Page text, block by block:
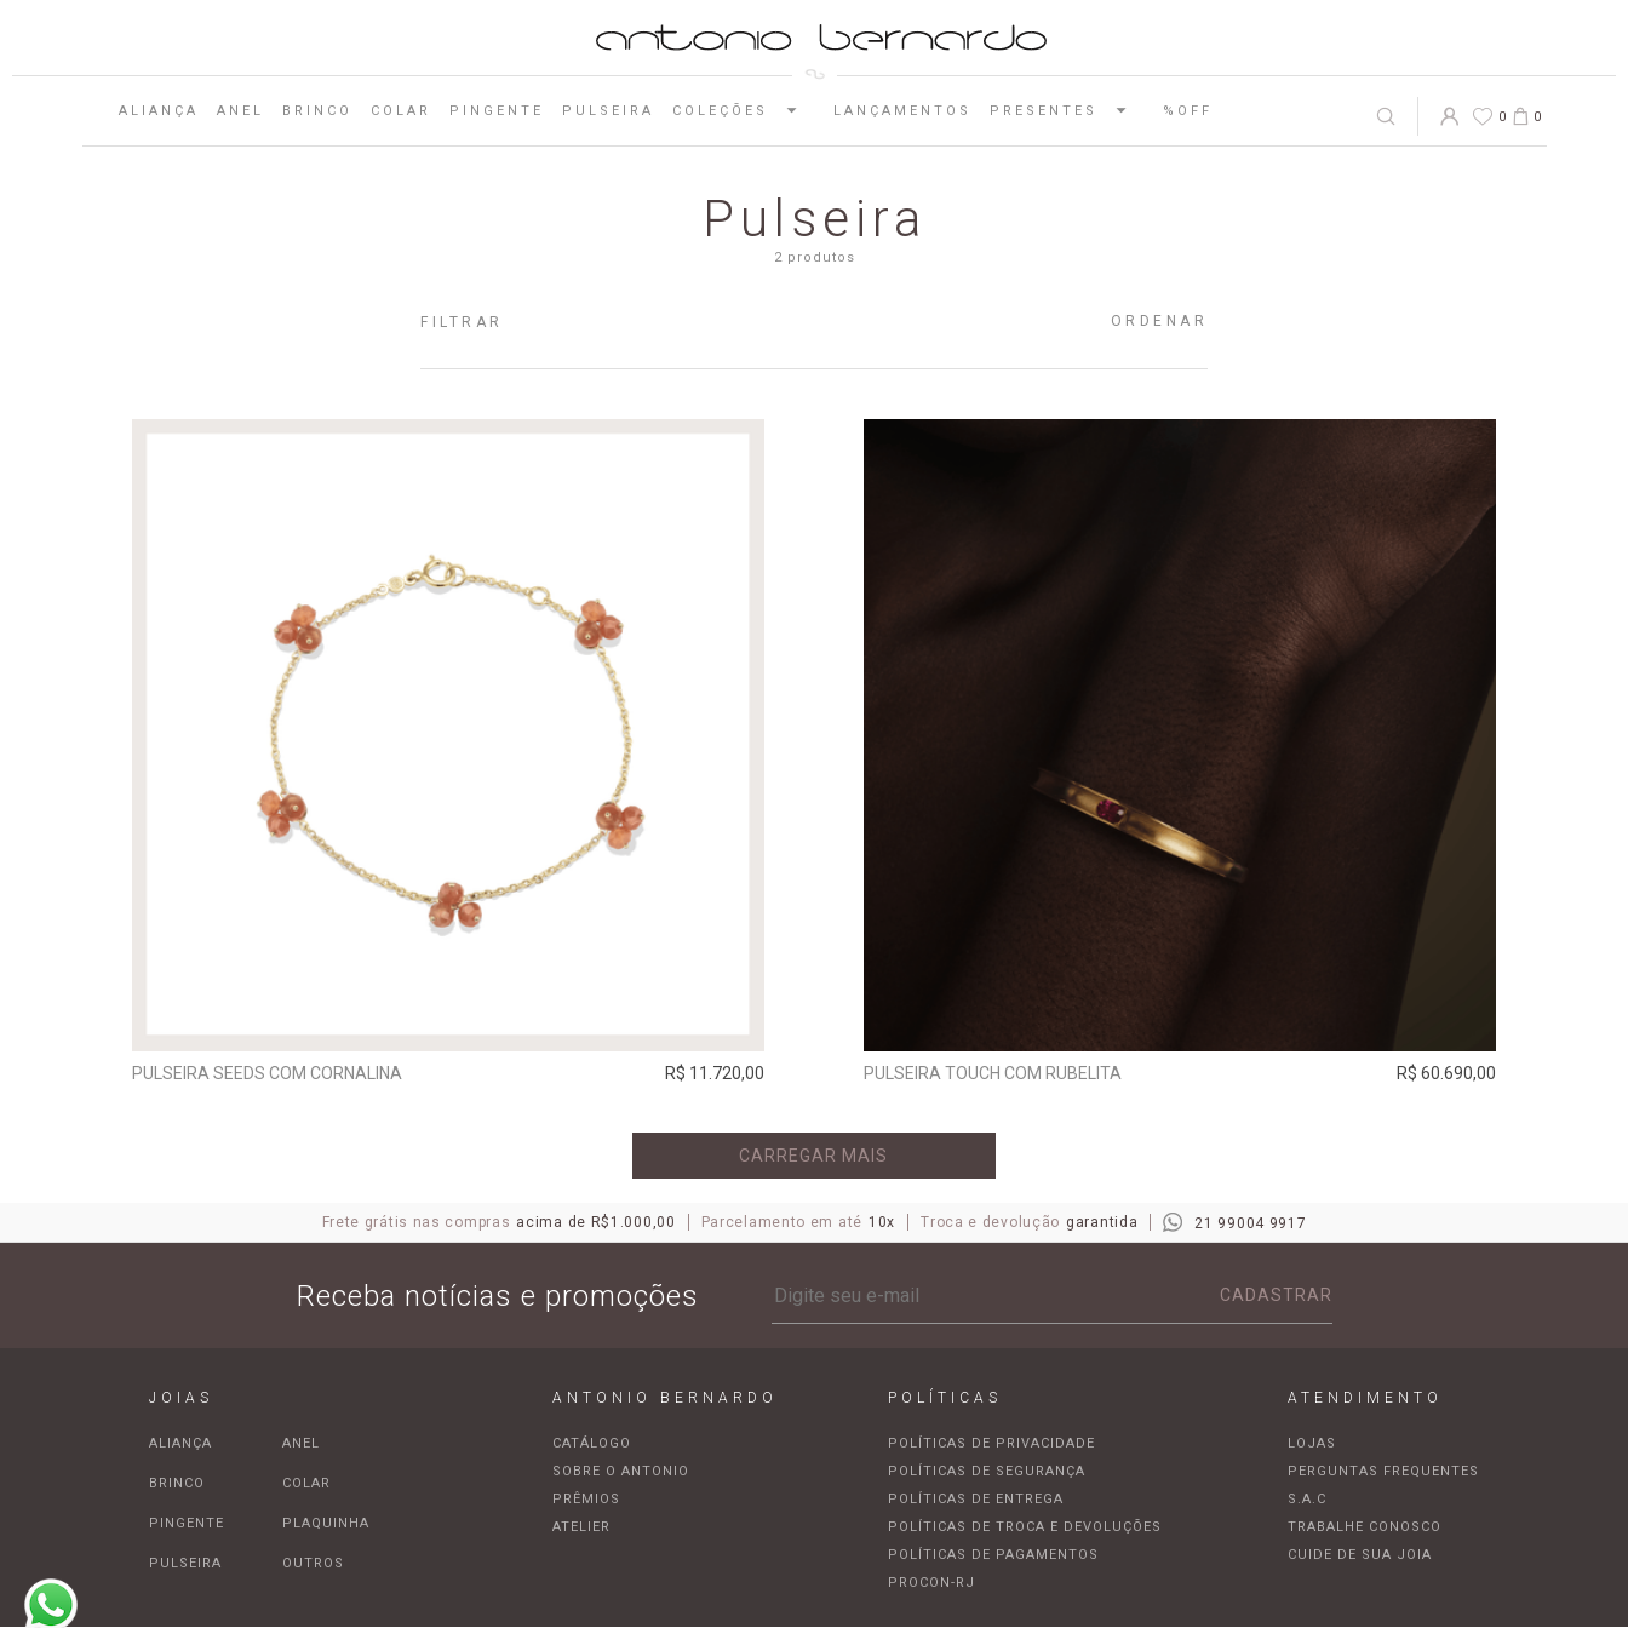
ALIANÇA ANEL BRINCO COLAR PINGENTE PULSEIRA COLEÇÕES LANÇAMENTOS PRESENTES %OFF 0 0
Pulseira
2 produtos
FILTRAR ORDENAR
PULSEIRA SEEDS COM CORNALINA R$ 11.720,00 PULSEIRA TOUCH COM RUBELITA R$ 60.690,00
CARREGAR MAIS
Frete grátis nas compras acima de R$1.000,00 Parcelamento em até 10x Troca e devolução garantida 21 99004 9917
Receba notícias e promoções CADASTRAR
JOIAS
ALIANÇA ANEL
BRINCO COLAR
PINGENTE PLAQUINHA
PULSEIRA OUTROS
ANTONIO BERNARDO
CATÁLOGO
SOBRE O ANTONIO
PRÊMIOS
ATELIER
POLÍTICAS
POLÍTICAS DE PRIVACIDADE
POLÍTICAS DE SEGURANÇA
POLÍTICAS DE ENTREGA
POLÍTICAS DE TROCA E DEVOLUÇÕES
POLÍTICAS DE PAGAMENTOS
PROCON-RJ
ATENDIMENTO
LOJAS
PERGUNTAS FREQUENTES
S.A.C
TRABALHE CONOSCO
CUIDE DE SUA JOIA